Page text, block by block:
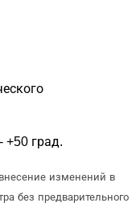
+50 град.
изменений в
без предварительного